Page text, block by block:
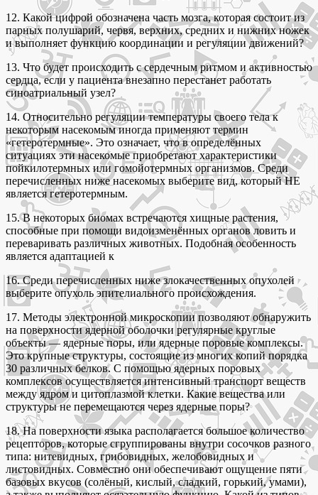
12. Какой цифрой обозначена часть мозга, которая состоит из
парных полушарий, червя, верхних, средних и нижних ножек
и выполняет функцию координации и регуляции движений?
13. Что будет происходить с сердечным ритмом и активностью
сердца, если у пациента внезапно перестанет работать
синоатриальный узел?
14. Относительно регуляции температуры своего тела к
некоторым насекомым иногда применяют термин
«гетеротермные». Это означает, что в определённых
ситуациях эти насекомые приобретают характеристики
пойкилотермных или гомойотермных организмов. Среди
перечисленных ниже насекомых выберите вид, который НЕ
является гетеротермным.
15. B некоторых биомах встречаются хищные растения,
способные при помощи видоизменённых органов ловить и
переваривать различных животных. Подобная особенность
является адаптацией к
16. Среди перечисленных ниже злокачественных опухолей
выберите опухоль эпителиального происхождения.
17. Методы электронной микроскопии позволяют обнаружить
на поверхности ядерной оболочки регулярные круглые
объекты — ядерные поры, или ядерные поровые комплексы.
Это крупные структуры, состоящие из многих копий порядка
30 различных белков. С помощью ядерных поровых
комплексов осуществляется интенсивный транспорт веществ
между ядром и цитоплазмой клетки. Какие вещества или
структуры не перемещаются через ядерные поры?
18. На поверхности языка располагается большое количество
рецепторов, которые сгруппированы внутри сосочков разного
типа: нитевидных, грибовидных, желобовидных и
листовидных. Совместно они обеспечивают ощущение пяти
базовых вкусов (солёный, кислый, сладкий, горький, умами),